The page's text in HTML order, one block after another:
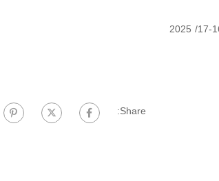
Share: